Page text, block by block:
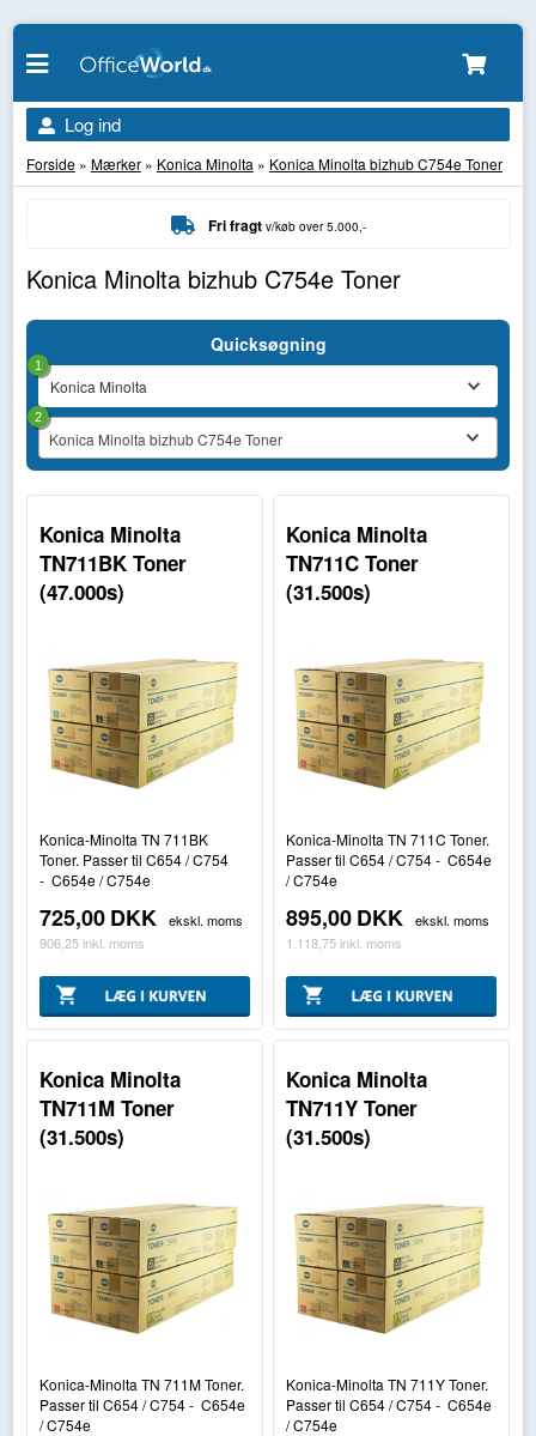
Log ind
Forside» Mærker» Konica Minolta » Konica Minolta bizhub C754e Toner
Fri fragt v/køb over 5.000,-
Konica Minolta bizhub C754e Toner
Quicksøgning
1
Konica Minolta bizhub C754e Toner
2
Konica Minolta
TN711BK Toner
(47.000s)
Konica-Minolta TN 711BK
Toner. Passer til C654 / C754
- C654e / C754e
725,00DKK
ekskl. moms
906,25 inkl. moms
Konica Minolta
TN711C Toner
(31.500s)
Konica-Minolta TN 711C Toner.
Passer til C654 / C754 - C654e
/ C754e
895,00DKK
ekskl. moms
1.118,75 inkl. moms
Konica Minolta
TN711M Toner
(31.500s)
Konica-Minolta TN 711M Toner.
Passer til C654 / C754 - C654e
/ C754e
Konica Minolta
TN711Y Toner
(31.500s)
Konica-Minolta TN 711Y Toner.
Passer til C654 / C754 - C654e
/ C754e